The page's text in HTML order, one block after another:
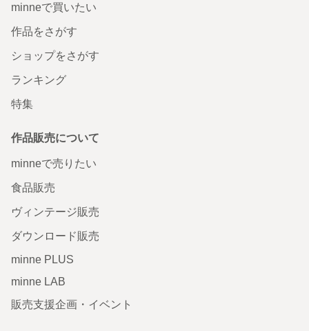
minneで買いたい
作品をさがす
ショップをさがす
ランキング
特集
作品販売について
minneで売りたい
食品販売
ヴィンテージ販売
ダウンロード販売
minne PLUS
minne LAB
販売支援企画・イベント